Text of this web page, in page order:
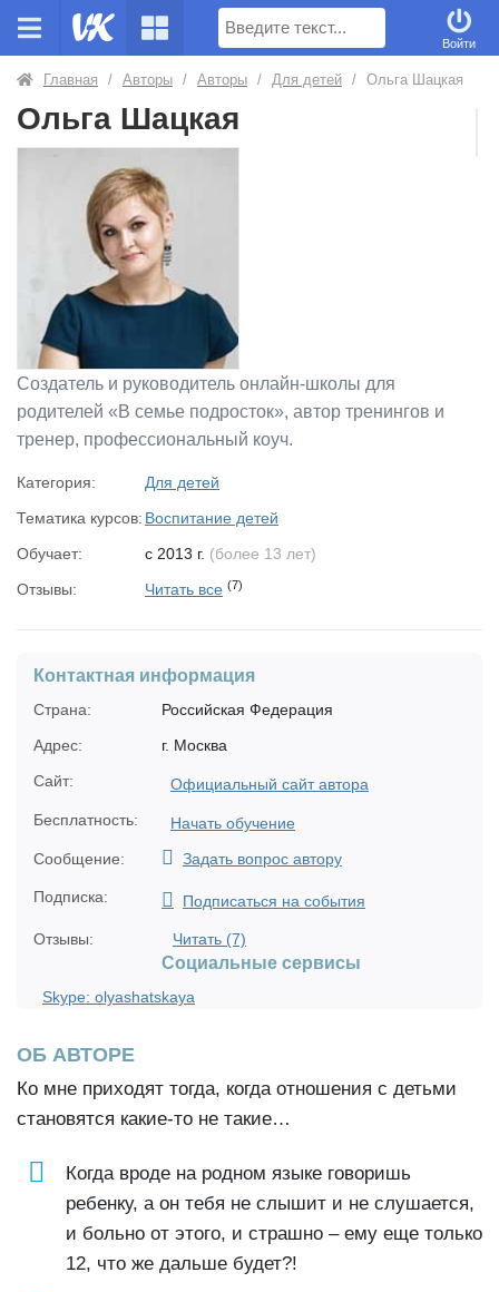
Поиск
Войти
Главная / Авторы / Авторы / Для детей / Ольга Шацкая
Ольга Шацкая
Создатель и руководитель онлайн-школы для
родителей «В семье подросток», автор тренингов и
тренер, профессиональный коуч.
Категория:
Для детей
Тематика курсов: Воспитание детей
Обучает:
с 2013 г. (более 13 лет)
Отзывы:
Читать все (7)
Контактная информация
Страна:
Российская Федерация
Адрес:
г. Москва
Сайт:
Официальный сайт автора
Бесплатность:
Начать обучение
Сообщение:
Задать вопрос автору
Подписка: Подписаться на события
Отзывы: Читать (7)
Социальные сервисы
Skype: olyashatskaya
ОБ АВТОРЕ
Ко мне приходят тогда, когда отношения с детьми
становятся какие-то не такие…
Когда вроде на родном языке говоришь
ребенку, а он тебя не слышит и не слушается,
и больно от этого, и страшно – ему еще только
12, что же дальше будет?!